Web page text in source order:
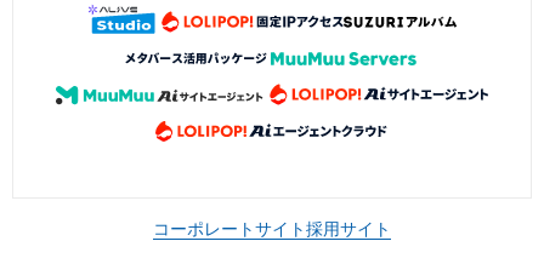
コーポレートサイト採用サイト